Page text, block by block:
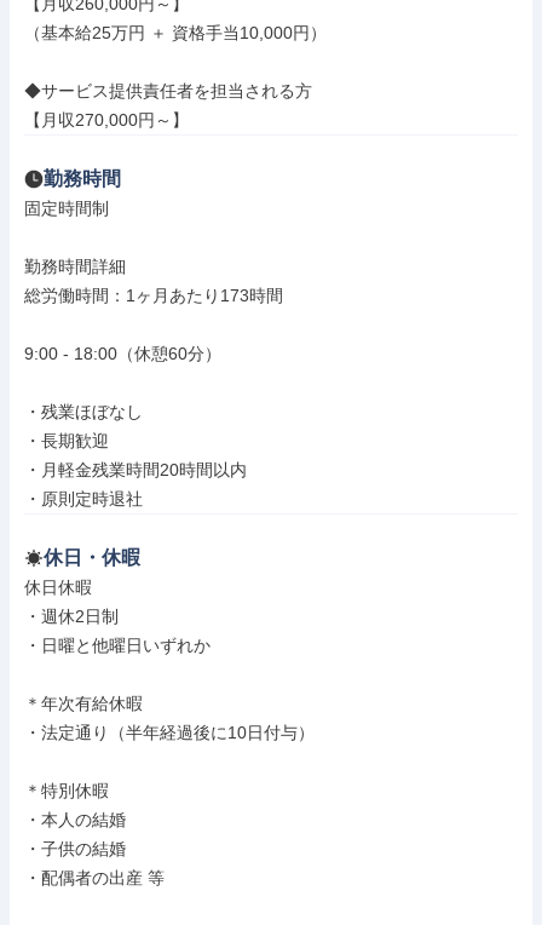
（基本給25万円 ＋ 資格手当10,000円）
◆サービス提供責任者を担当される方
【月収270,000円～】
勤務時間
固定時間制
勤務時間詳細
総労働時間：1ヶ月あたり173時間
9:00 - 18:00（休憩60分）
・残業ほぼなし
・長期歓迎
・月軽金残業時間20時間以内
・原則定時退社
休日・休暇
休日休暇
・週休2日制
・日曜と他曜日いずれか
＊年次有給休暇
・法定通り（半年経過後に10日付与）
＊特別休暇
・本人の結婚
・子供の結婚
・配偶者の出産 等